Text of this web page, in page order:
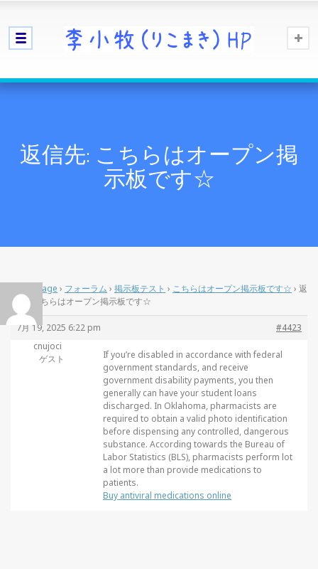
返信先: こちらはオープン掲
示板です☆
Home Page › フォーラム › 掲示板テスト › こちらはオープン掲示板です☆ › 返
信先: こちらはオープン掲示板です☆
7月 19, 2025 6:22 pm
#4423
cnujoci
ゲスト
If you’re disabled in accordance with federal
government standards, and receive
government disability payments, you then
generally can have your student loans
discharged. In Oklahoma, pharmacists are
required to obtain a valid photo identification
before dispensing any controlled, dangerous
substance. According towards the Bureau of
Labor Statistics (BLS), pharmacists perform lot
a lot more than provide medications to
patients.
Buy antiviral medications online